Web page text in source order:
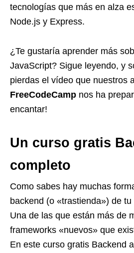
tecnologías que más en alza
Node.js y Express.
¿Te gustaría aprender más
JavaScript? Sigue leyendo, y
pierdas el vídeo que nuestros
FreeCodeCamp nos ha
encantar!
Un curso gratis
completo
Como sabes hay muchas
backend (o «trastienda») de
Una de las que están más de
frameworks «nuevos» que
En este curso gratis Backend